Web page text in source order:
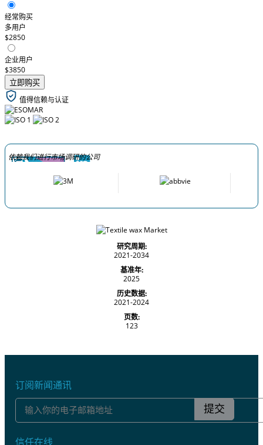
经常购买
多用户
$2850
企业用户
$3850
立即购买
值得信赖与认证
依赖我们进行市场调研的公司
研究周期:
2021-2034
基准年:
2025
历史数据:
2021-2024
页数:
123
订阅新闻通讯
提交
信任在线